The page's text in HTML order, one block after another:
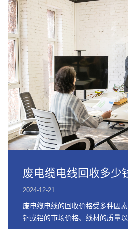
废电缆电线回收多少
2024-12-21
废电缆电线的回收价格受多种因
铜或铝的市场价格、线材的质量